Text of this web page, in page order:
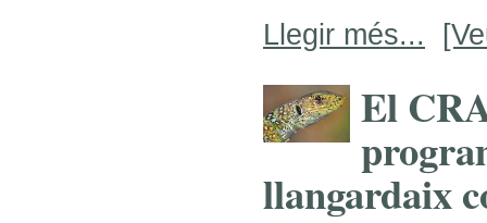
Llegir més...
El
llangardaix